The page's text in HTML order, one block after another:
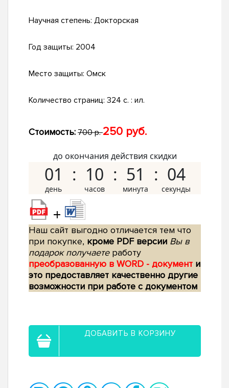
Научная степень: Докторская
Год защиты: 2004
Место защиты: Омск
Количество страниц: 324 с. : ил.
Стоимость: 700 р.250 руб.
до окончания действия скидки
01 10 51 03
+
Наш сайт выгодно отличается тем что
при покупке, кроме PDF версии Вы в
подарок получаетеработу
преобразованную в WORD - документ и
это предоставляет качественно другие
возможности при работе с документом
ДОБАВИТЬ В КОРЗИНУ